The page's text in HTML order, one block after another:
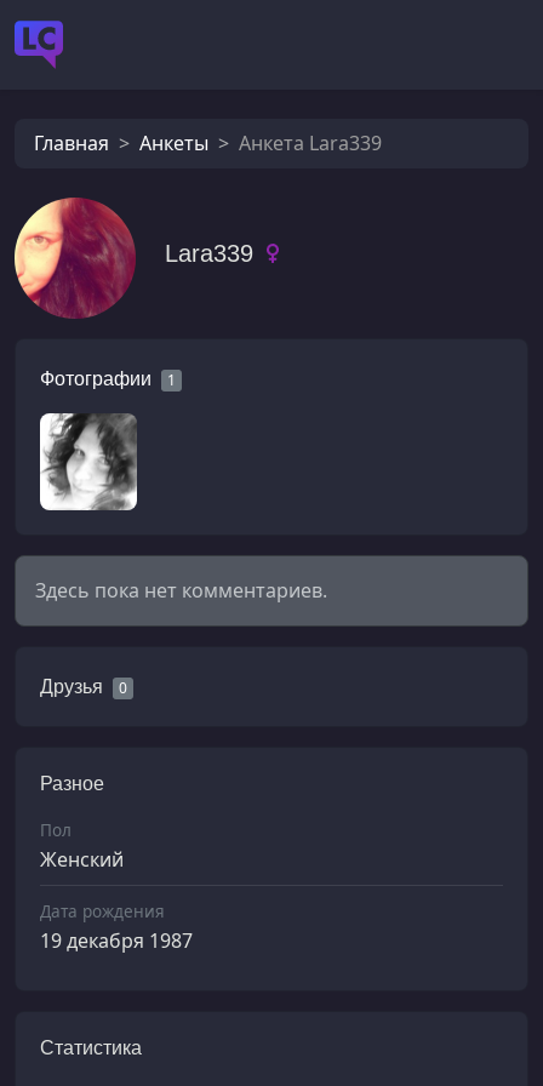
Главная Анкеты Анкета Lara339
Lara339
Фотографии 1
Здесь пока нет комментариев.
Друзья 0
Разное
Пол
Женский
Дата рождения
19 декабря 1987
Статистика